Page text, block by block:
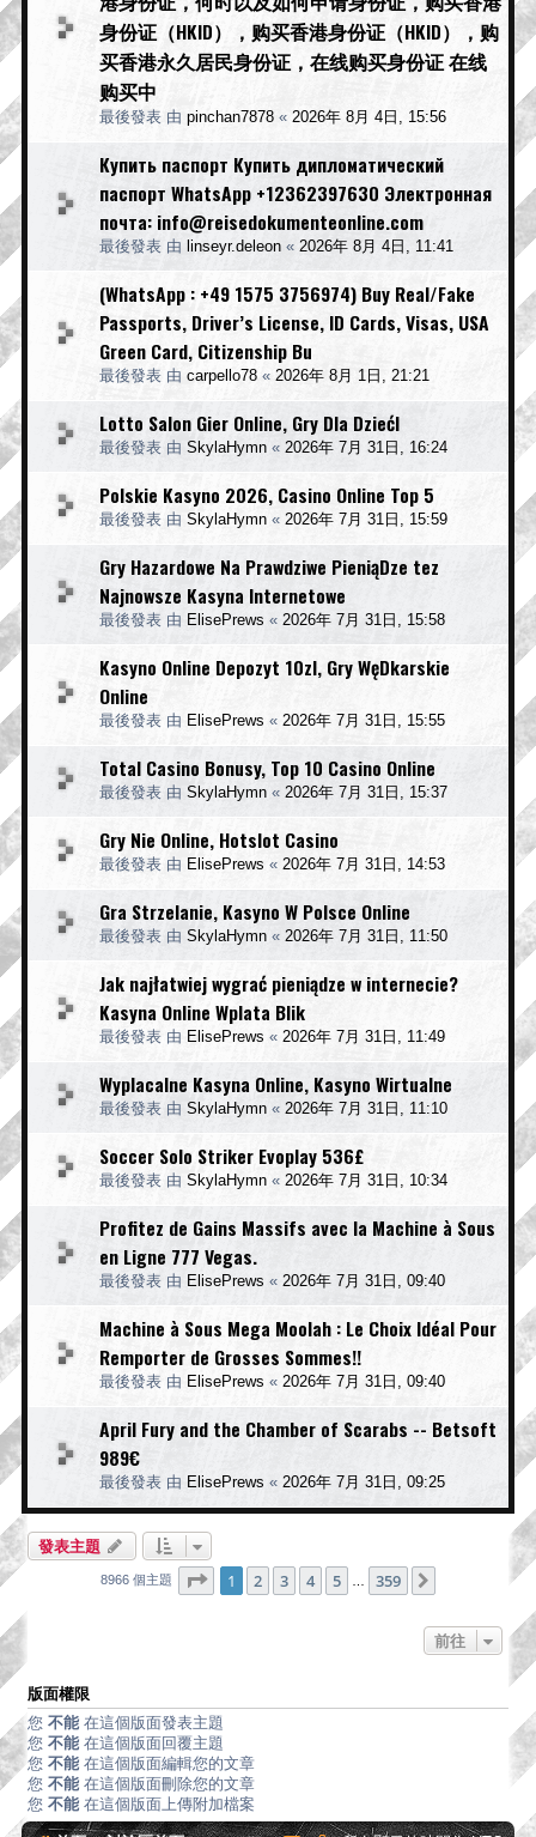
身份证（HKID），购买香港身份证（HKID），购
买香港永久居民身份证，在线购买身份证 在线
购买中
最後發表 由 pinchan7878 « 2026年 8月 4日, 15:56
Купить паспорт Купить дипломатический
паспорт WhatsApp +12362397630 Электронная
почта: info@reisedokumenteonline.com
最後發表 由 linseyr.deleon « 2026年 8月 4日, 11:41
(WhatsApp : +49 1575 3756974) Buy Real/Fake
Passports, Driver’s License, ID Cards, Visas, USA
Green Card, Citizenship Bu
最後發表 由 carpello78 « 2026年 8月 1日, 21:21
Lotto Salon Gier Online, Gry Dla DziećI
最後發表 由 SkylaHymn « 2026年 7月 31日, 16:24
Polskie Kasyno 2026, Casino Online Top 5
最後發表 由 SkylaHymn « 2026年 7月 31日, 15:59
Gry Hazardowe Na Prawdziwe PieniąDze tez
Najnowsze Kasyna Internetowe
最後發表 由 ElisePrews « 2026年 7月 31日, 15:58
Kasyno Online Depozyt 10zl, Gry WęDkarskie
Online
最後發表 由 ElisePrews « 2026年 7月 31日, 15:55
Total Casino Bonusy, Top 10 Casino Online
最後發表 由 SkylaHymn « 2026年 7月 31日, 15:37
Gry Nie Online, Hotslot Casino
最後發表 由 ElisePrews « 2026年 7月 31日, 14:53
Gra Strzelanie, Kasyno W Polsce Online
最後發表 由 SkylaHymn « 2026年 7月 31日, 11:50
Jak najłatwiej wygrać pieniądze w internecie?
Kasyna Online Wplata Blik
最後發表 由 ElisePrews « 2026年 7月 31日, 11:49
Wyplacalne Kasyna Online, Kasyno Wirtualne
最後發表 由 SkylaHymn « 2026年 7月 31日, 11:10
Soccer Solo Striker Evoplay 536£
最後發表 由 SkylaHymn « 2026年 7月 31日, 10:34
Profitez de Gains Massifs avec la Machine à Sous
en Ligne 777 Vegas.
最後發表 由 ElisePrews « 2026年 7月 31日, 09:40
Machine à Sous Mega Moolah : Le Choix Idéal Pour
Remporter de Grosses Sommes!!
最後發表 由 ElisePrews « 2026年 7月 31日, 09:40
April Fury and the Chamber of Scarabs -- Betsoft
989€
最後發表 由 ElisePrews « 2026年 7月 31日, 09:25
發表主題
8966 個主題 1 頁 (共359頁)
1 2 3 4 5 359
前往
版面權限
您 不能 在這個版面發表主題
您 不能 在這個版面回覆主題
您 不能 在這個版面編輯您的文章
您 不能 在這個版面刪除您的文章
您 不能 在這個版面上傳附加檔案